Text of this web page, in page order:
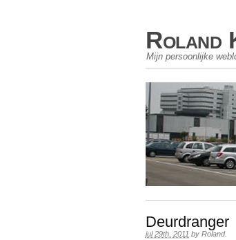
Roland
Mijn persoonlijke
Deurdranger
jul 29th, 2011 by Roland.